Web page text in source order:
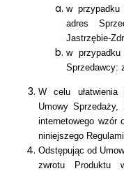
w przypadku
adres
Jastrzębie-
w
Sprzedawcy:
W celu ułatwienia
Umowy
internetowego wzór
niniejszego
Odstępując od
zwrotu Produktu